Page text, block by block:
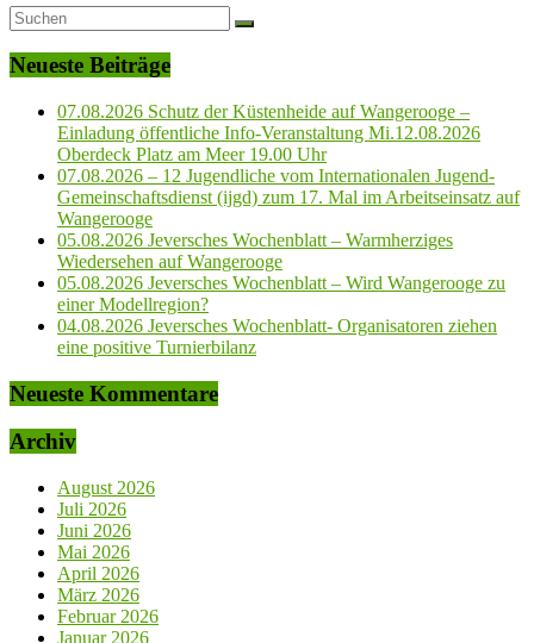
Neueste Beiträge
07.08.2026 Schutz der Küstenheide auf Wangerooge –
Einladung öffentliche Info-Veranstaltung Mi.12.08.2026
Oberdeck Platz am Meer 19.00 Uhr
07.08.2026 – 12 Jugendliche vom Internationalen Jugend-
Gemeinschaftsdienst (ijgd) zum 17. Mal im Arbeitseinsatz auf
Wangerooge
05.08.2026 Jeversches Wochenblatt – Warmherziges
Wiedersehen auf Wangerooge
05.08.2026 Jeversches Wochenblatt – Wird Wangerooge zu
einer Modellregion?
04.08.2026 Jeversches Wochenblatt- Organisatoren ziehen
eine positive Turnierbilanz
Neueste Kommentare
Archiv
August 2026
Juli 2026
Juni 2026
Mai 2026
April 2026
März 2026
Februar 2026
Januar 2026